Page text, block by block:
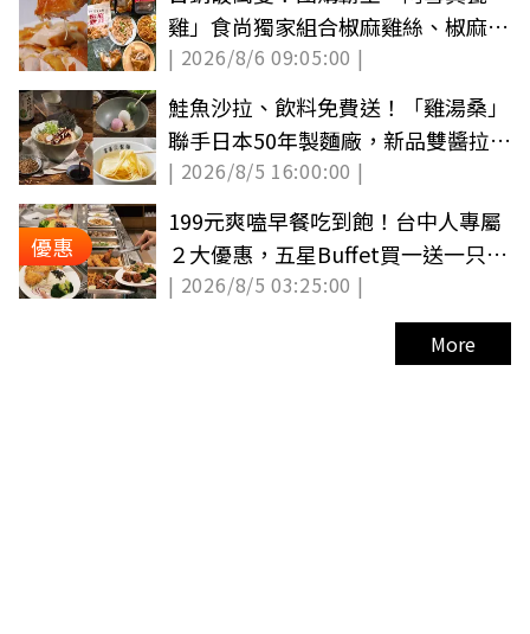
雞」食尚獨家組合椒麻雞絲、椒麻麵
現省140元
| 2026/8/6 09:05:00 |
鮭魚沙拉、飲料免費送！「雞湯桑」
聯手日本50年製麵廠，新品雙醬拉麵
超欠吃
| 2026/8/5 16:00:00 |
優惠
199元爽嗑早餐吃到飽！台中人專屬
２大優惠，五星Buffet買一送一只要
420元
| 2026/8/5 03:25:00 |
More